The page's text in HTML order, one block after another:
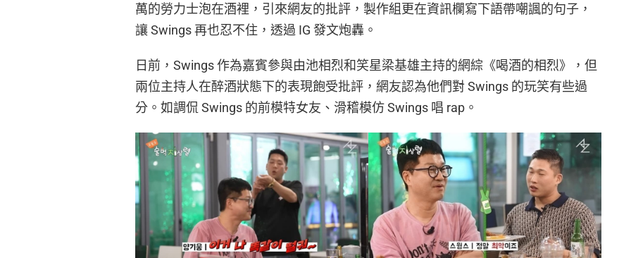
萬的勞力士泡在酒裡，引來網友的批評，製作組更在資訊欄寫下語帶嘲諷的句子，
讓 Swings 再也忍不住，透過 IG 發文炮轟。
日前，Swings 作為嘉賓參與由池相烈和笑星梁基雄主持的網綜《喝酒的相烈》，但
兩位主持人在醉酒狀態下的表現飽受批評，網友認為他們對 Swings 的玩笑有些過
分。如調侃 Swings 的前模特女友、滑稽模仿 Swings 唱 rap。